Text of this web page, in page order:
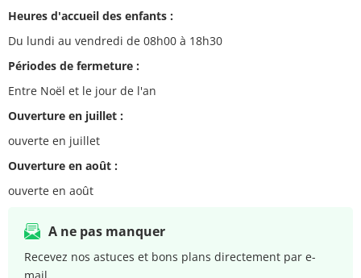
Heures d'accueil des enfants :
Du lundi au vendredi de 08h00 à 18h30
Périodes de fermeture :
Entre Noël et le jour de l'an
Ouverture en juillet :
ouverte en juillet
Ouverture en août :
ouverte en août
A ne pas manquer
Recevez nos astuces et bons plans directement par e-